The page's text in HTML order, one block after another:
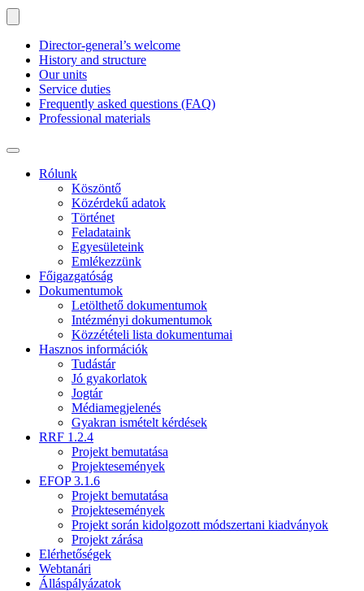
Director-general’s welcome
History and structure
Our units
Service duties
Frequently asked questions (FAQ)
Professional materials
Rólunk
Köszöntő
Közérdekű adatok
Történet
Feladataink
Egyesületeink
Emlékezzünk
Főigazgatóság
Dokumentumok
Letölthető dokumentumok
Intézményi dokumentumok
Közzétételi lista dokumentumai
Hasznos információk
Tudástár
Jó gyakorlatok
Jogtár
Médiamegjelenés
Gyakran ismételt kérdések
RRF 1.2.4
Projekt bemutatása
Projektesemények
EFOP 3.1.6
Projekt bemutatása
Projektesemények
Projekt során kidolgozott módszertani kiadványok
Projekt zárása
Elérhetőségek
Webtanári
Álláspályázatok